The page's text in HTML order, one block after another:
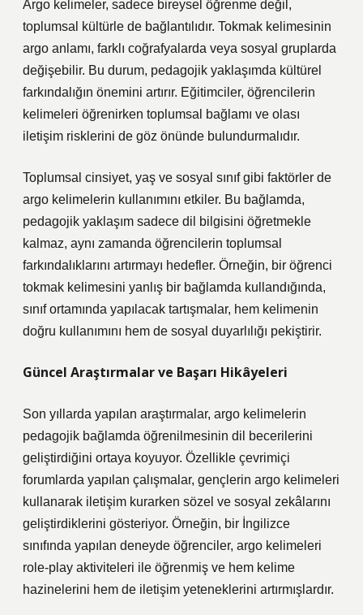
Argo kelimeler, sadece bireysel öğrenme değil,
toplumsal kültürle de bağlantılıdır. Tokmak kelimesinin
argo anlamı, farklı coğrafyalarda veya sosyal gruplarda
değişebilir. Bu durum, pedagojik yaklaşımda kültürel
farkındalığın önemini artırır. Eğitimciler, öğrencilerin
kelimeleri öğrenirken toplumsal bağlamı ve olası
iletişim risklerini de göz önünde bulundurmalıdır.
Toplumsal cinsiyet, yaş ve sosyal sınıf gibi faktörler de
argo kelimelerin kullanımını etkiler. Bu bağlamda,
pedagojik yaklaşım sadece dil bilgisini öğretmekle
kalmaz, aynı zamanda öğrencilerin toplumsal
farkındalıklarını artırmayı hedefler. Örneğin, bir öğrenci
tokmak kelimesini yanlış bir bağlamda kullandığında,
sınıf ortamında yapılacak tartışmalar, hem kelimenin
doğru kullanımını hem de sosyal duyarlılığı pekiştirir.
Güncel Araştırmalar ve Başarı Hikâyeleri
Son yıllarda yapılan araştırmalar, argo kelimelerin
pedagojik bağlamda öğrenilmesinin dil becerilerini
geliştirdiğini ortaya koyuyor. Özellikle çevrimiçi
forumlarda yapılan çalışmalar, gençlerin argo kelimeleri
kullanarak iletişim kurarken sözel ve sosyal zekâlarını
geliştirdiklerini gösteriyor. Örneğin, bir İngilizce
sınıfında yapılan deneyde öğrenciler, argo kelimeleri
role-play aktiviteleri ile öğrenmiş ve hem kelime
hazinelerini hem de iletişim yeteneklerini artırmışlardır.